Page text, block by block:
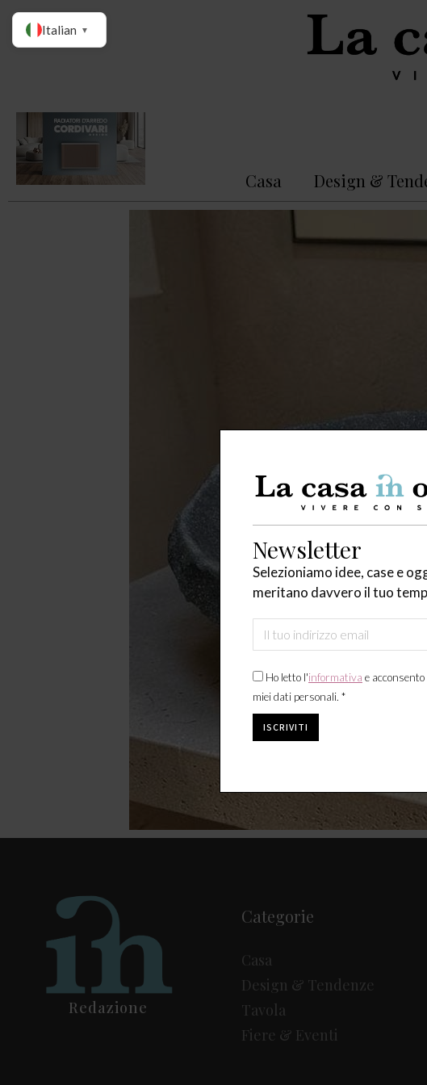
Casa
Design &
Redazione
Categorie
Casa
Design & Tendenze
Tavola
Fiere & Eventi
Italian ▼
Newsletter
Selezioniamo idee, case e
meritano davvero il tuo
Ho letto l'informativa e
miei dati personali. *